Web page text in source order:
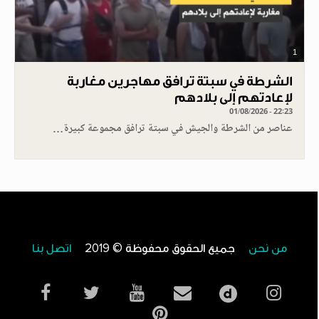
1
الشرطة في سبتة ترافق مهاجرين مغاربة
لإعادتهم إلى بلادهم
01/08/2026 - 22:23
عناصر من الشرطة والجيش في سبتة ترافق مجموعة كبيرة…
من نحن جميع الحقوق محفوظة © 2019 اتصل بنا